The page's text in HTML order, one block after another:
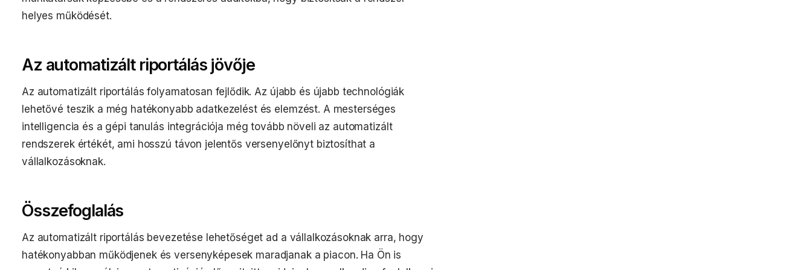
helyes működését.
Az automatizált riportálás jövője
Az automatizált riportálás folyamatosan fejlődik. Az újabb és újabb technológiák
lehetővé teszik a még hatékonyabb adatkezelést és elemzést. A mesterséges
intelligencia és a gépi tanulás integrációja még tovább növeli az automatizált
rendszerek értékét, ami hosszú távon jelentős versenyelőnyt biztosíthat a
vállalkozásoknak.
Összefoglalás
Az automatizált riportálás bevezetése lehetőséget ad a vállalkozásoknak arra, hogy
hatékonyabban működjenek és versenyképesek maradjanak a piacon. Ha Ön is